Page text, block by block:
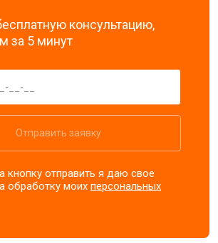
консультацию,
за 5 минут
Отправить заявку
кнопку отправить я даю свое
обработку моихперсональных